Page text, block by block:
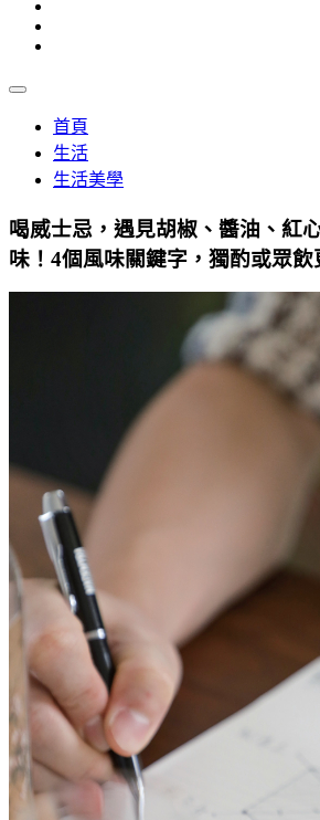
首頁
生活
生活美學
喝威士忌，遇見胡椒、醬油、紅
味！4個風味關鍵字，獨酌或眾